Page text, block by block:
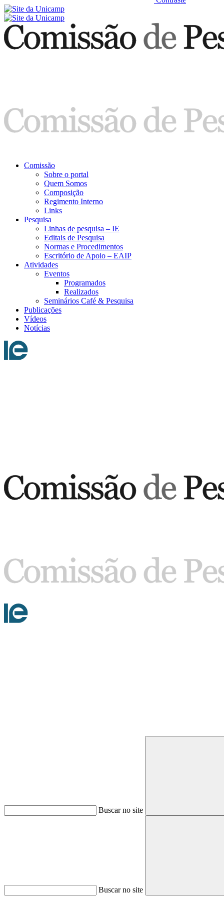
Comissão
Sobre o portal
Quem Somos
Composição
Regimento Interno
Links
Pesquisa
Linhas de pesquisa – IE
Editais de Pesquisa
Normas e Procedimentos
Escritório de Apoio – EAIP
Atividades
Eventos
Programados
Realizados
Seminários Café & Pesquisa
Publicações
Vídeos
Notícias
Buscar no site
Buscar no site